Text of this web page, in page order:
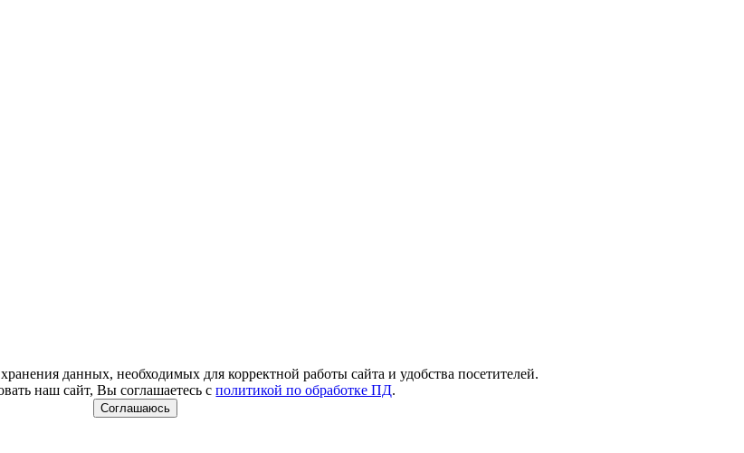
данных, необходимых для корректной работы сайта и удобства посетителей.
наш сайт, Вы соглашаетесь сполитикой по обработке ПД.
Соглашаюсь